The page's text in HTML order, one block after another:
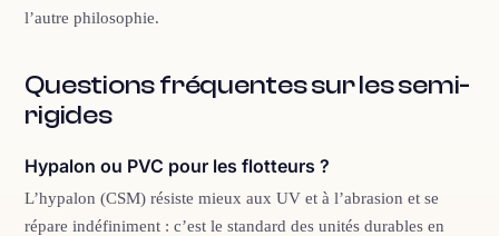
l’autre philosophie.
Questions fréquentes sur les semi-
rigides
Hypalon ou PVC pour les flotteurs ?
L’hypalon (CSM) résiste mieux aux UV et à l’abrasion et se
répare indéfiniment : c’est le standard des unités durables en